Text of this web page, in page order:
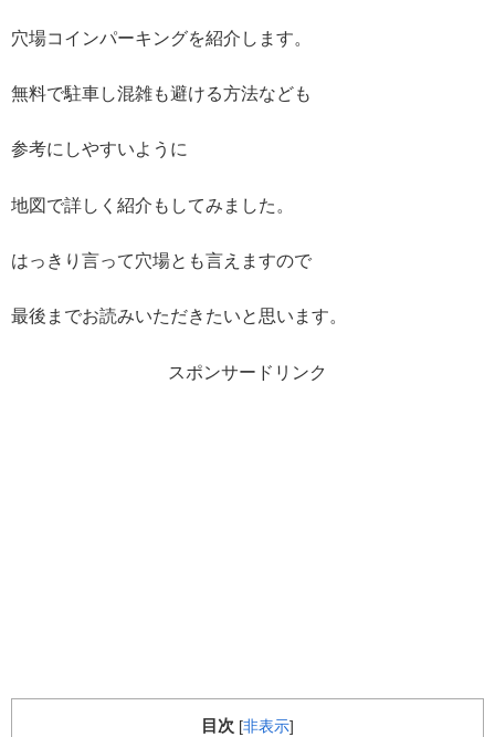
穴場コインパーキングを紹介します。
無料で駐車し混雑も避ける方法なども
参考にしやすいように
地図で詳しく紹介もしてみました。
はっきり言って穴場とも言えますので
最後までお読みいただきたいと思います。
スポンサードリンク
目次 [非表示]